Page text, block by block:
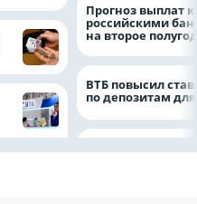
Прогноз выплат
российскими
на второе
ВТБ повысил
по депозитам